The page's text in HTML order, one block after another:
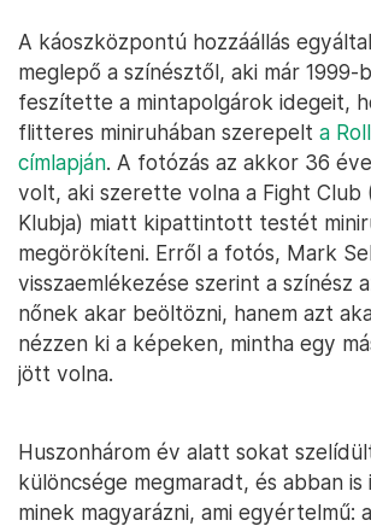
A káoszközpontú hozzáállás
meglepő a színésztől, aki már 1999-
feszítette a mintapolgárok idegeit,
flitteres miniruhában szerepelt a
címlapján. A fotózás az akkor 36
volt, aki szerette volna a Fight Club
Klubja) miatt kipattintott testét
megörökíteni. Erről a fotós, Mark
visszaemlékezése szerint a színész
nőnek akar beöltözni, hanem azt
nézzen ki a képeken, mintha egy
jött volna.
Huszonhárom év alatt sokat
különcsége megmaradt, és abban is
minek magyarázni, ami egyértelmű: